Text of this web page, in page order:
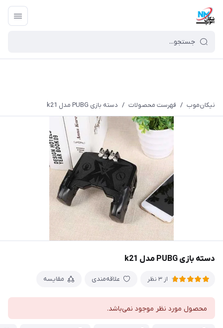
نیکان‌موب / فهرست محصولات / دسته بازی PUBG مدل k21
دسته بازی PUBG مدل k21
از 3 نظر علاقه‌مندی مقایسه
محصول مورد نظر موجود نمی‌باشد.